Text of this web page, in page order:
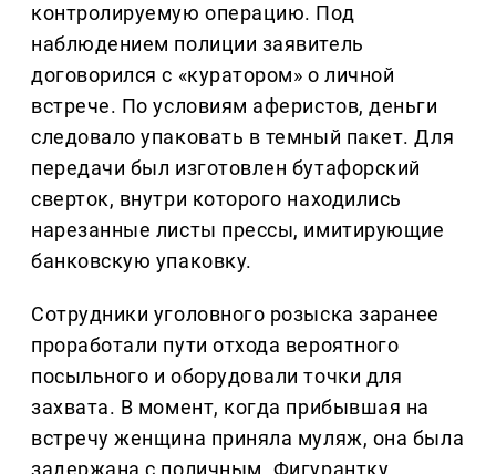
контролируемую операцию. Под
наблюдением полиции заявитель
договорился с «куратором» о личной
встрече. По условиям аферистов, деньги
следовало упаковать в темный пакет. Для
передачи был изготовлен бутафорский
сверток, внутри которого находились
нарезанные листы прессы, имитирующие
банковскую упаковку.
Сотрудники уголовного розыска заранее
проработали пути отхода вероятного
посыльного и оборудовали точки для
захвата. В момент, когда прибывшая на
встречу женщина приняла муляж, она была
задержана с поличным. Фигурантку